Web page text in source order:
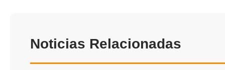
Noticias Relacionadas